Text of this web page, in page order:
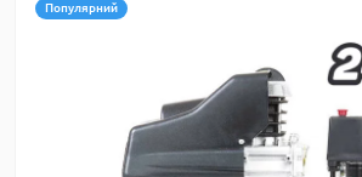
Популярний